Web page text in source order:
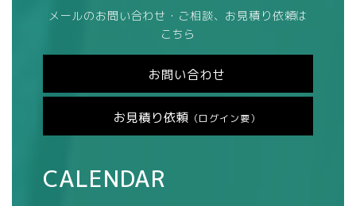
メールのお問い合わせ・ご相談、お見積り依頼は
こちら
お問い合わせ
お見積り依頼 （ログイン要）
CALENDAR